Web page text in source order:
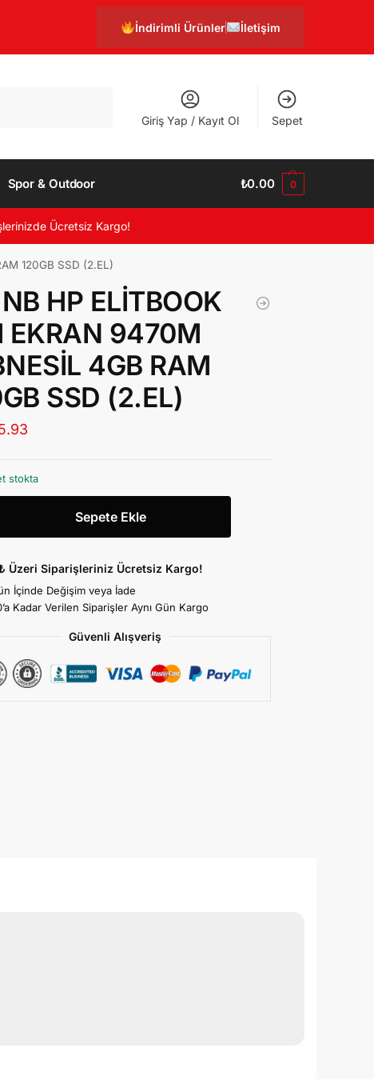
İndirimli Ürünler İletişim
Giriş Yap / Kayıt Ol Sepet
Spor & Outdoor ₺0.00 0
Ücretsiz Kargo!
120GB SSD (2.EL)
HP ELİTBOOK
EKRAN 9470M
4GB RAM
SSD (2.EL)
stokta
Sepete Ekle
Üzeri Siparişleriniz Ücretsiz Kargo!
İçinde Değişim veya İade
Kadar Verilen Siparişler Aynı Gün Kargo
Güvenli Alışveriş